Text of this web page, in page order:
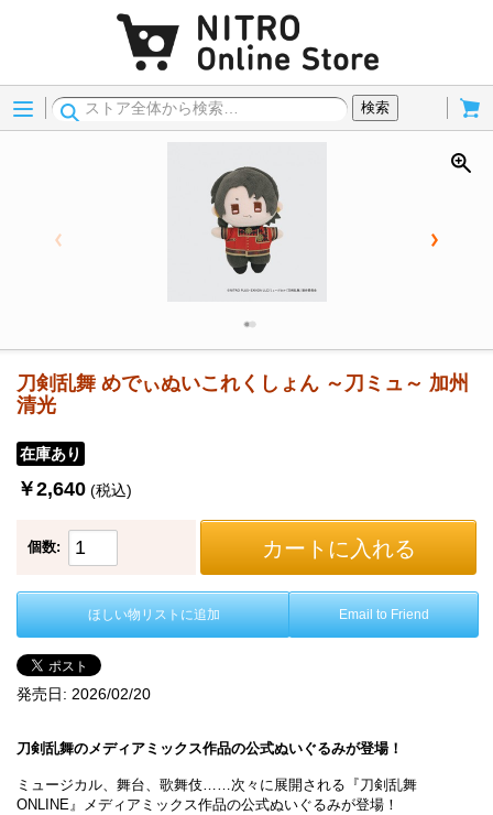
Menu
検索
刀剣乱舞 めでぃぬいこれくしょん ～刀ミュ～ 加州
清光
在庫あり
￥2,640 (税込)
個数: カートに入れる
ほしい物リストに追加 Email to Friend
発売日: 2026/02/20
刀剣乱舞のメディアミックス作品の公式ぬいぐるみが登場！
ミュージカル、舞台、歌舞伎……次々に展開される『刀剣乱舞
ONLINE』メディアミックス作品の公式ぬいぐるみが登場！